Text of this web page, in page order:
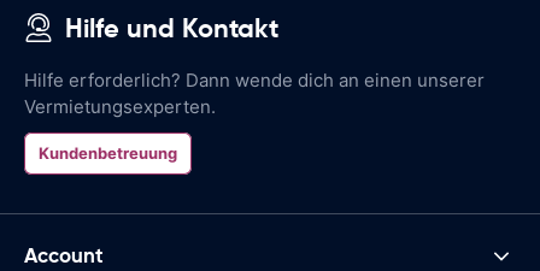
Hilfe und Kontakt
Hilfe erforderlich? Dann wende dich an einen unserer
Vermietungsexperten.
Kundenbetreuung
Account